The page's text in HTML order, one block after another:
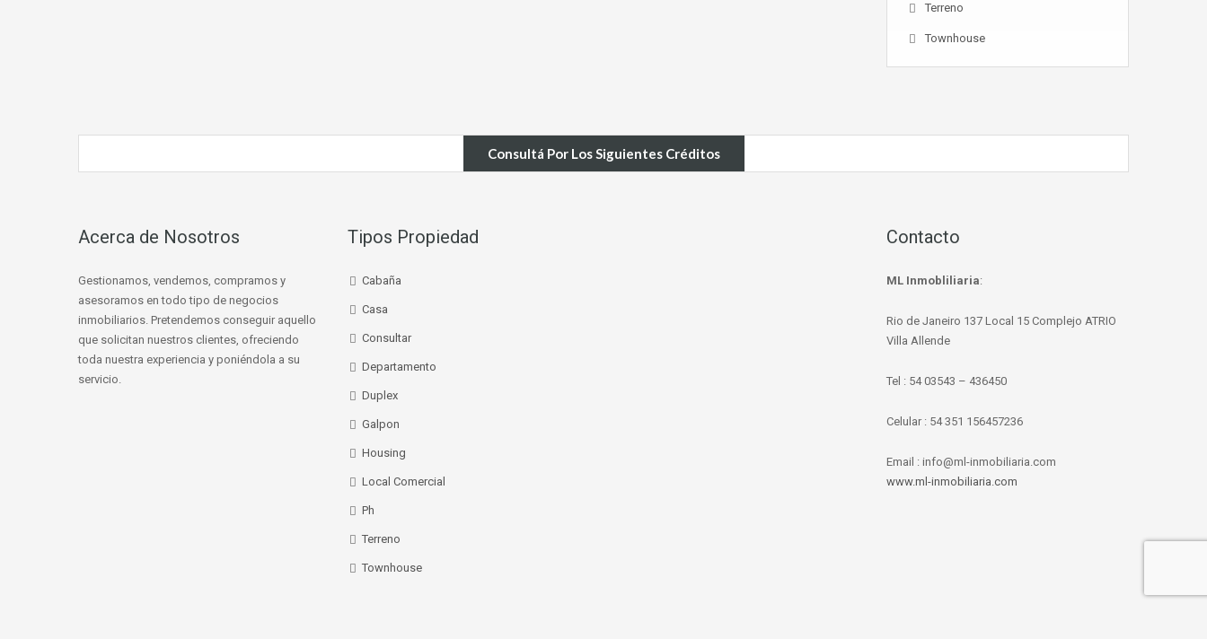
Terreno
Townhouse
Consultá Por Los Siguientes Créditos
Acerca de Nosotros
Gestionamos, vendemos, compramos y
asesoramos en todo tipo de negocios
inmobiliarios. Pretendemos conseguir aquello
que solicitan nuestros clientes, ofreciendo
toda nuestra experiencia y poniéndola a su
servicio.
Tipos Propiedad
Cabaña
Casa
Consultar
Departamento
Duplex
Galpon
Housing
Local Comercial
Ph
Terreno
Townhouse
Contacto
ML Inmobliliaria:
Rio de Janeiro 137 Local 15 Complejo ATRIO
Villa Allende
Tel : 54 03543 – 436450
Celular : 54 351 156457236
Email : info@ml-inmobiliaria.com
www.ml-inmobiliaria.com